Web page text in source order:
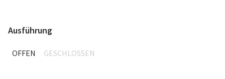
Ausführung
OFFEN GESCHLOSSEN